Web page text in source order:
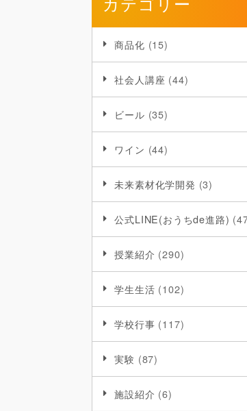
商品化 (15)
社会人講座 (44)
ビール (35)
ワイン (44)
未来素材化学開発 (3)
公式LINE(おうちde進路)
授業紹介 (290)
学生生活 (102)
学校行事 (117)
実験 (87)
施設紹介 (6)